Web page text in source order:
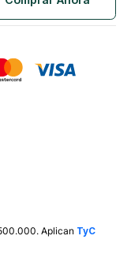
Aplican TyC